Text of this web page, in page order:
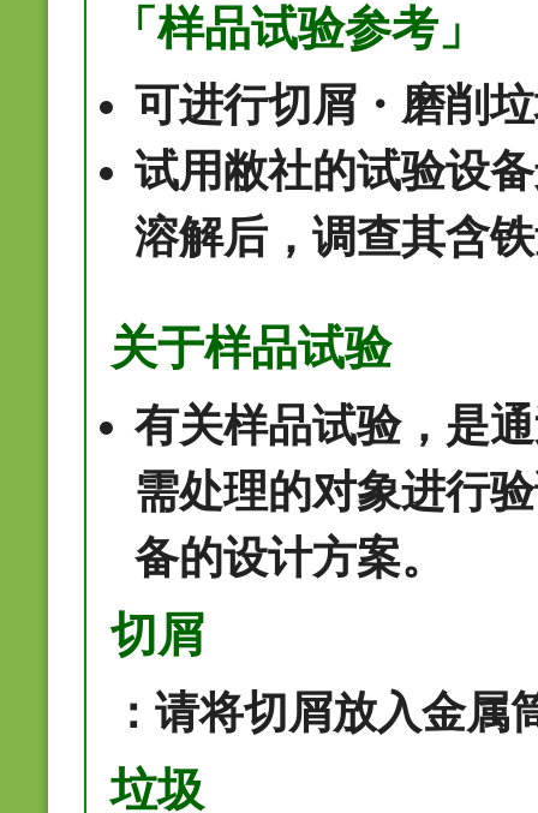
「样品试验参考」
可进行切屑・磨削
试用敝社的试验设
溶解后，调查其含
关于样品试验
有关样品试验，是
需处理的对象进行
备的设计方案。
切屑
：请将切屑放入金属
垃圾